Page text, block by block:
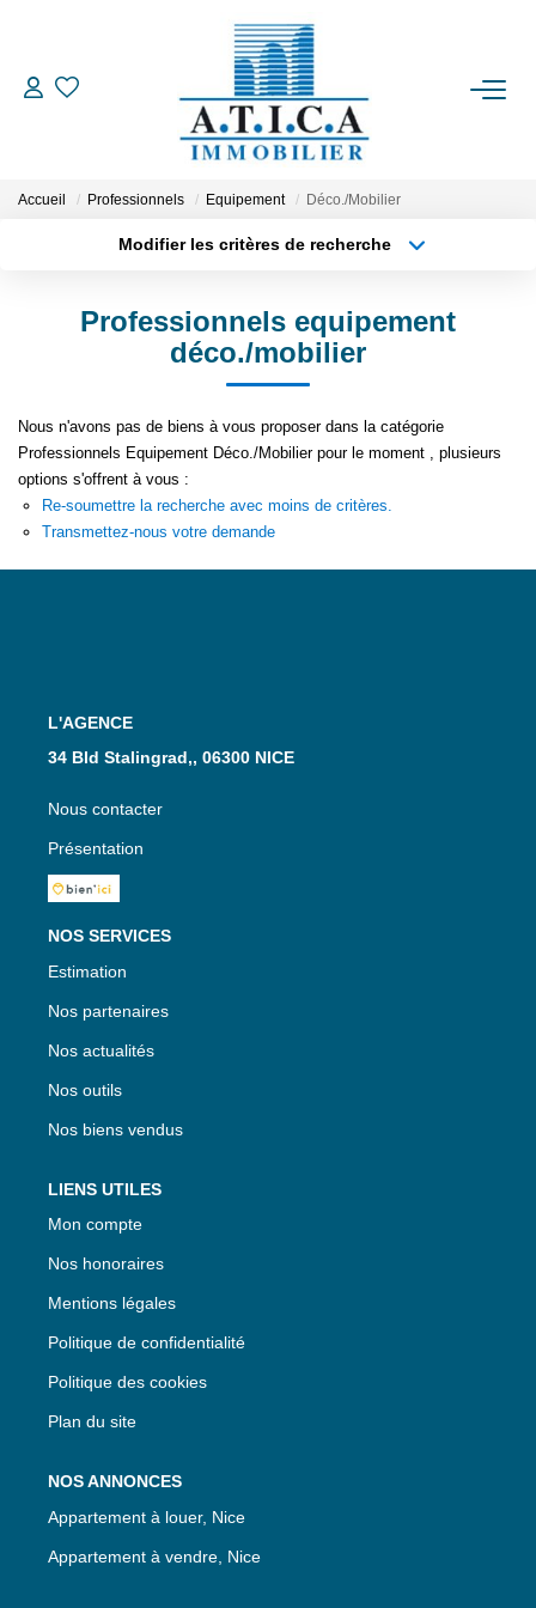
ACCUEIL
VENTES
ESTIMATION
EN
Accueil Professionnels Equipement Déco./Mobilier
Modifier les critères de recherche
Type de bien
Surface min
Créer une alerte
Professionnels equipement
déco./mobilier
Nous n'avons pas de biens à vous proposer dans la catégorie
Professionnels Equipement Déco./Mobilier pour le moment , plusieurs
options s'offrent à vous :
Re-soumettre la recherche avec moins de critères.
Transmettez-nous votre demande
L'AGENCE
34 Bld Stalingrad,, 06300 NICE
Nous contacter
Présentation
NOS SERVICES
Estimation
Nos partenaires
Nos actualités
Nos outils
Nos biens vendus
LIENS UTILES
Mon compte
Nos honoraires
Mentions légales
Politique de confidentialité
Politique des cookies
Plan du site
NOS ANNONCES
Appartement à louer, Nice
Appartement à vendre, Nice